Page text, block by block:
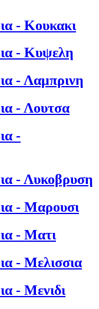
- Κουκακι
- Κυψελη
- Λαμπρινη
- Λουτσα
-
- Λυκοβρυση
- Μαρουσι
- Ματι
- Μελισσια
- Μενιδι